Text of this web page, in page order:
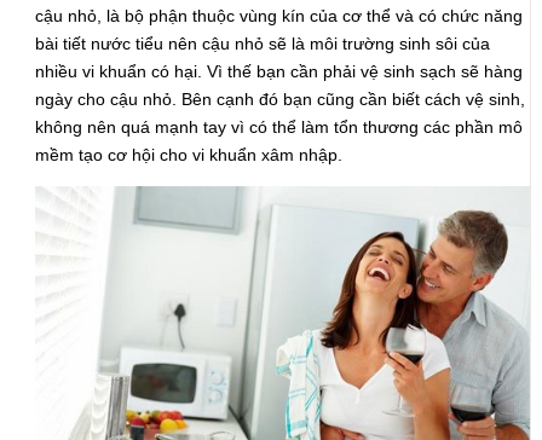
cậu nhỏ, là bộ phận thuộc vùng kín của cơ thể và có chức năng
bài tiết nước tiểu nên cậu nhỏ sẽ là môi trường sinh sôi của
nhiều vi khuẩn có hại. Vì thế bạn cần phải vệ sinh sạch sẽ hàng
ngày cho cậu nhỏ. Bên cạnh đó bạn cũng cần biết cách vệ sinh,
không nên quá mạnh tay vì có thể làm tổn thương các phần mô
mềm tạo cơ hội cho vi khuẩn xâm nhập.